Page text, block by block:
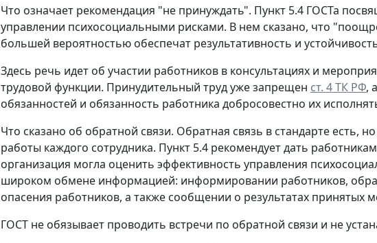
Что означает рекомендация "не принуждать". Пункт 5.4 ГОСТа
управлении психосоциальными рисками. В нем сказано, что
большей вероятностью обеспечат результативность и
Здесь речь идет об участии работников в консультациях и
трудовой функции. Принудительный труд уже запрещен ст. 4 ТК РФ,
обязанностей и обязанность работника добросовестно их
Что сказано об обратной связи. Обратная связь в стандарте есть,
работы каждого сотрудника. Пункт 5.4 рекомендует дать
организация могла оценить эффективность управления
широком обмене информацией: информировании работников,
опасения работников, а также сообщении о результатах принятых
ГОСТ не обязывает проводить встречи по обратной связи и не